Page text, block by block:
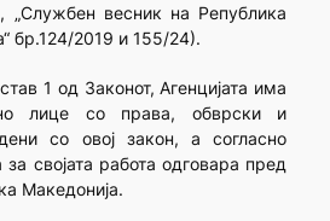
„Службен весник на Република
бр.124/2019 и 155/24).
1 од Законот, Агенцијата има
лице со права, обврски и
со овој закон, а согласно
за својата работа одговара пред
Македонија.